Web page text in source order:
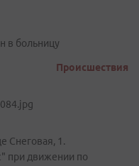
в больницу
Происшествия
Снеговая, 1.
при движении по